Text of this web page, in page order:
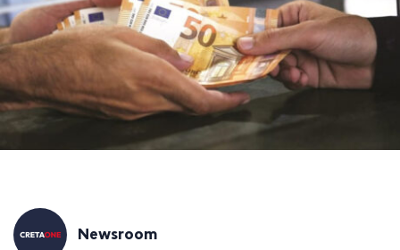
Newsroom